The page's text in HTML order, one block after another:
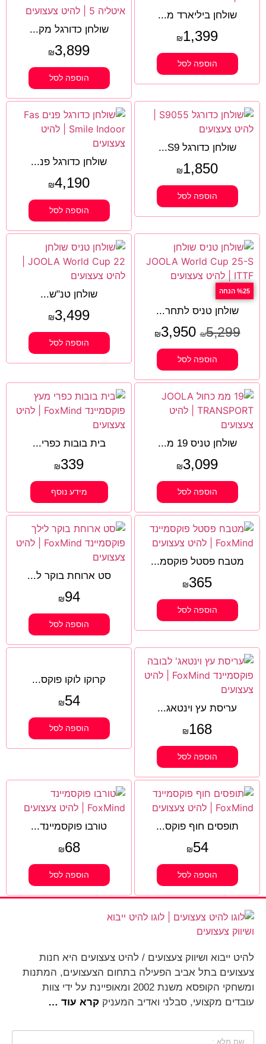
שולחן ביליארד מ...
₪1,399
הוספה לסל
שולחן כדורגל מק...
₪3,899
הוספה לסל
שולחן כדורגל S9...
₪1,850
הוספה לסל
שולחן כדורגל פנ...
₪4,190
הוספה לסל
%25 הנחה
שולחן טניס לתחר...
₪5,299
₪3,950
הוספה לסל
שולחן טנ"ש...
₪3,499
הוספה לסל
שולחן טניס 19 מ...
₪3,099
הוספה לסל
בית בובות כפרי...
₪339
מידע נוסף
מטבח פסטל פוקסמ...
₪365
הוספה לסל
סט ארוחת בוקר ל...
₪94
הוספה לסל
עריסת עץ וינטאג...
₪168
הוספה לסל
קרוקו לוקו פוקס...
₪54
הוספה לסל
תופסים חוף פוקס...
₪54
הוספה לסל
טורבו פוקסמיינד...
₪68
הוספה לסל
להיט ייבוא ושיווק צעצועים / להיט צעצועים היא חנות
צעצועים בתל אביב הפעילה בתחום הצעצועים, המתנות
ומשחקי הקופסא משנת 2002 ומאופיינת על ידי צוות
עובדים מקצועי, סבלני ואדיב המעניק קרא עוד …